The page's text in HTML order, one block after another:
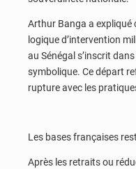
Arthur Banga a expliqué
logique d’intervention
au Sénégal s’inscrit
symbolique. Ce départ
rupture avec les
Les bases françaises
Après les retraits ou